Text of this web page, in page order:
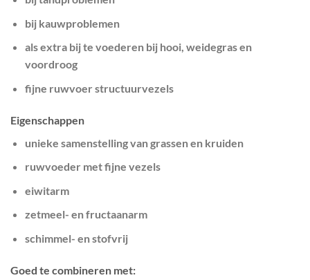
bij kauwproblemen
als extra bij te voederen bij hooi, weidegras en
voordroog
fijne ruwvoer structuurvezels
Eigenschappen
unieke samenstelling van grassen en kruiden
ruwvoeder met fijne vezels
eiwitarm
zetmeel- en fructaanarm
schimmel- en stofvrij
Goed te combineren met: